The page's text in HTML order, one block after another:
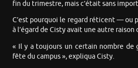
fin du trimestre, mais c’était sans
C’est pourquoi le regard réticent — ou
à l’égard de Cisty avait une autre raison
« Il y a toujours un certain nombre de
fête du campus », expliqua Cisty.